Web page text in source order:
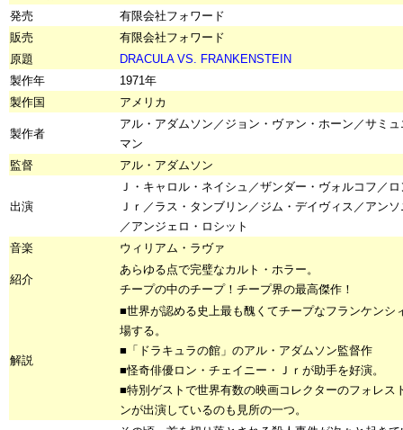
発売
有限会社フォワード
販売
有限会社フォワード
原題
DRACULA VS. FRANKENSTEIN
製作年
1971年
製作国
アメリカ
製作者
アル・アダムソン／ジョン・ヴァン・ホーン／サミ
マン
監督
アル・アダムソン
出演
Ｊ・キャロル・ネイシュ／ザンダー・ヴォルコフ／
Ｊｒ／ラス・タンブリン／ジム・デイヴィス／アン
／アンジェロ・ロシット
音楽
ウィリアム・ラヴァ
紹介
あらゆる点で完璧なカルト・ホラー。
チープの中のチープ！チープ界の最高傑作！
解説
■世界が認める史上最も醜くてチープなフランケンシ
場する。
■「ドラキュラの館」のアル・アダムソン監督作
■怪奇俳優ロン・チェイニー・Ｊｒが助手を好演。
■特別ゲストで世界有数の映画コレクターのフォレス
ンが出演しているのも見所の一つ。